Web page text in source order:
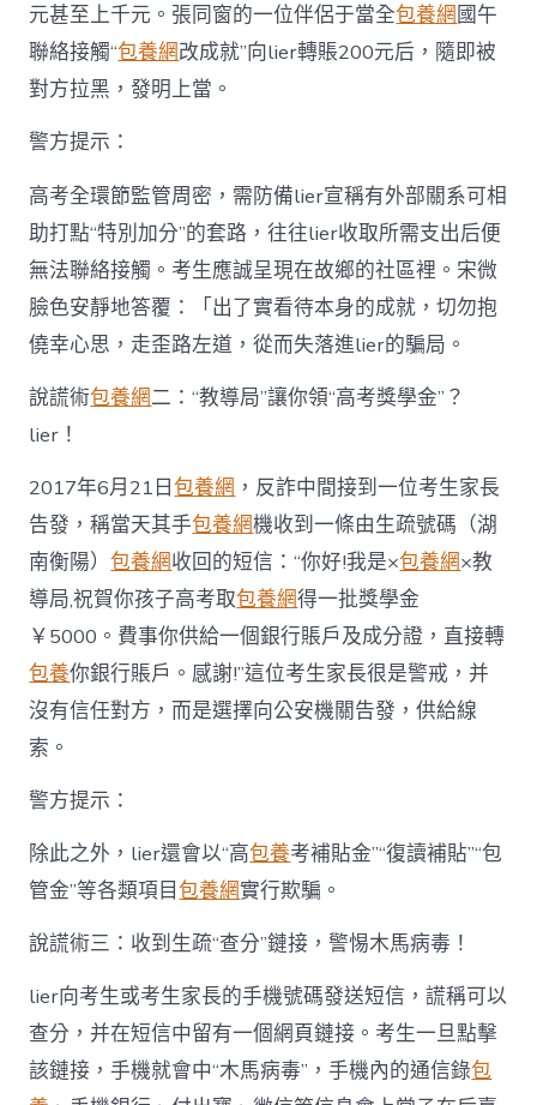
元甚至上千元。張同窗的一位伴侶于當全包養網國午
聯絡接觸“包養網改成就”向lier轉賬200元后，隨即被
對方拉黑，發明上當。
警方提示：
高考全環節監管周密，需防備lier宣稱有外部關系可相
助打點“特別加分”的套路，往往lier收取所需支出后便
無法聯絡接觸。考生應誠呈現在故鄉的社區裡。宋微
臉色安靜地答覆：「出了實看待本身的成就，切勿抱
僥幸心思，走歪路左道，從而失落進lier的騙局。
說謊術包養網二：“教導局”讓你領“高考獎學金”？
lier！
2017年6月21日包養網 ，反詐中間接到一位考生家長
告發，稱當天其手包養網機收到一條由生疏號碼（湖
南衡陽）包養網收回的短信：“你好!我是×包養網×教
導局,祝賀你孩子高考取包養網得一批獎學金
￥5000。費事你供給一個銀行賬戶及成分證，直接轉
包養你銀行賬戶。感謝!”這位考生家長很是警戒，并
沒有信任對方，而是選擇向公安機關告發，供給線
索。
警方提示：
除此之外，lier還會以“高包養考補貼金”“復讀補貼”“包
管金”等各類項目包養網實行欺騙。
說謊術三：收到生疏“查分”鏈接，警惕木馬病毒！
lier向考生或考生家長的手機號碼發送短信，謊稱可以
查分，并在短信中留有一個網頁鏈接。考生一旦點擊
該鏈接，手機就會中“木馬病毒”，手機內的通信錄包